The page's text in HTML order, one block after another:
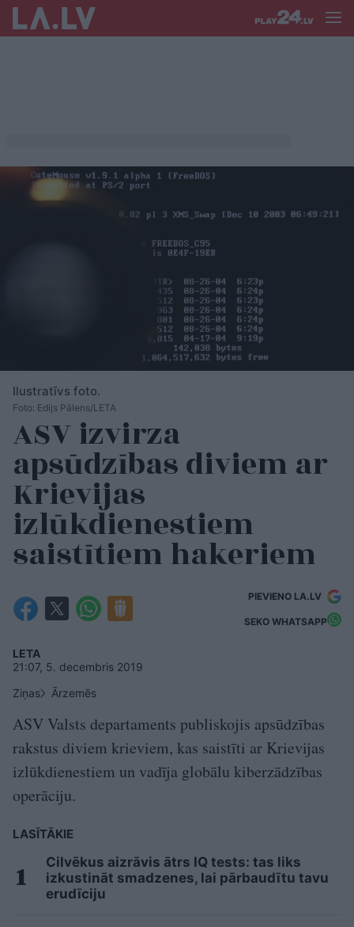
Ilustratīvs foto.
Foto: Edijs Pālens/LETA
ASV izvirza
apsūdzības diviem ar
Krievijas
izlūkdienestiem
saistītiem hakeriem
PIEVIENO LA.LV
SEKO WHATSAPP
LETA
21:07, 5. decembris 2019
Ziņas
Ārzemēs
ASV Valsts departaments publiskojis apsūdzības
rakstus diviem krieviem, kas saistīti ar Krievijas
izlūkdienestiem un vadīja globālu kiberzādzības
operāciju.
LASĪTĀKIE
Cilvēkus aizrāvis ātrs IQ tests: tas liks
izkustināt smadzenes, lai pārbaudītu tavu
erudīciju